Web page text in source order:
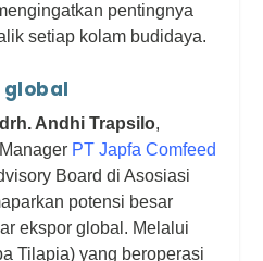
pentingnya
setiap kolam budidaya.
global
drh. Andhi Trapsilo,
PT Japfa Comfeed
Board di Asosiasi
potensi besar
ekspor global. Melalui
Tilapia) yang beroperasi